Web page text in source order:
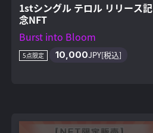
1stシングル テロル リリース記
念NFT
Burst into Bloom
5点限定 10,000JPY[税込]